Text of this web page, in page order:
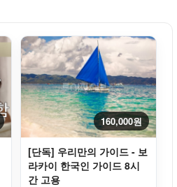
160,000원
[단독] 우리만의 가이드 - 보
라카이 한국인 가이드 8시
간 고용